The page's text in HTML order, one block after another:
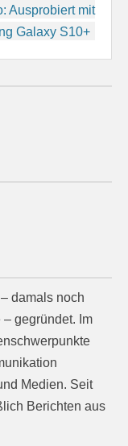
Ausprobiert mit
Galaxy S10+
damals noch
gegründet. Im
Medien. Seit
Berichten aus